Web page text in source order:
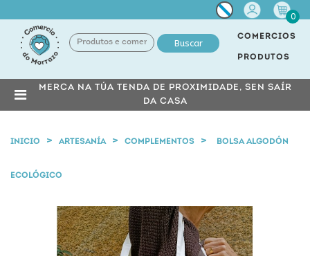
Miña
conta
0
Buscar
COMERCIOS
PRODUTOS
MERCA NA TÚA TENDA DE PROXIMIDADE, SEN SAÍR
DA CASA
INICIO ARTESANÍA COMPLEMENTOS BOLSA ALGODÓN
ECOLÓGICO